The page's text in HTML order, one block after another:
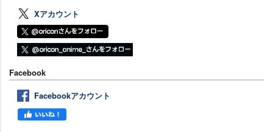
Xアカウント
Facebook
Facebookアカウント